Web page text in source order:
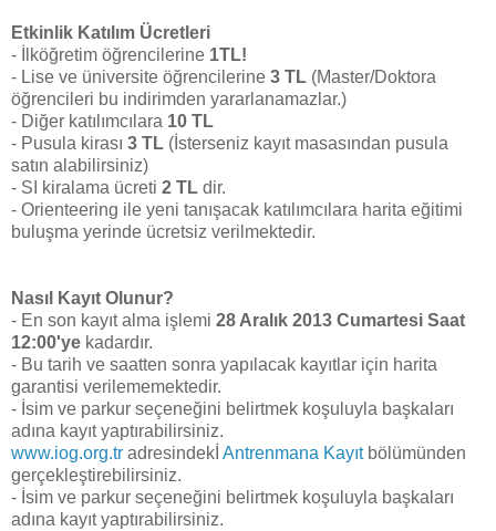
Etkinlik Katılım Ücretleri
- İlköğretim öğrencilerine 1TL!
- Lise ve üniversite öğrencilerine 3 TL (Master/Doktora
öğrencileri bu indirimden yararlanamazlar.)
- Diğer katılımcılara 10 TL
- Pusula kirası 3 TL (İsterseniz kayıt masasından pusula
satın alabilirsiniz)
- SI kiralama ücreti 2 TL dir.
- Orienteering ile yeni tanışacak katılımcılara harita eğitimi
buluşma yerinde ücretsiz verilmektedir.
Nasıl Kayıt Olunur?
- En son kayıt alma işlemi 28 Aralık 2013 Cumartesi Saat
12:00'ye kadardır.
- Bu tarih ve saatten sonra yapılacak kayıtlar için harita
garantisi verilememektedir.
- İsim ve parkur seçeneğini belirtmek koşuluyla başkaları
adına kayıt yaptırabilirsiniz.
www.iog.org.tr adresindekİ Antrenmana Kayıtbölümünden
gerçekleştirebilirsiniz.
- İsim ve parkur seçeneğini belirtmek koşuluyla başkaları
adına kayıt yaptırabilirsiniz.